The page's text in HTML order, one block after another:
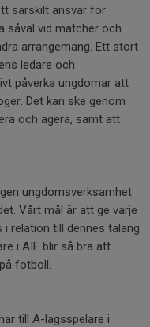
särskilt ansvar för
såväl vid matcher och
arrangemang. Ett stort
ledare och
påverka ungdomar att
Det kan ske genom
och agera, samt att
ungdomsverksamhet
Vårt mål är att ge varje
relation till dennes talang
i AIF blir så bra att
fotboll.
till A-lagsspelare i